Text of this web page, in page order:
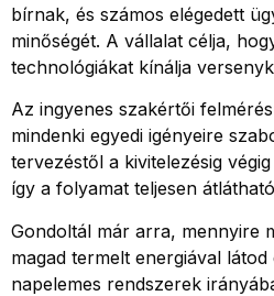
bírnak, és számos elégedett
minőségét. A vállalat célja,
technológiákat kínálja
Az ingyenes szakértői
mindenki egyedi igényeire
tervezéstől a kivitelezésig
így a folyamat teljesen
Gondoltál már arra, mennyire
magad termelt energiával
napelemes rendszerek